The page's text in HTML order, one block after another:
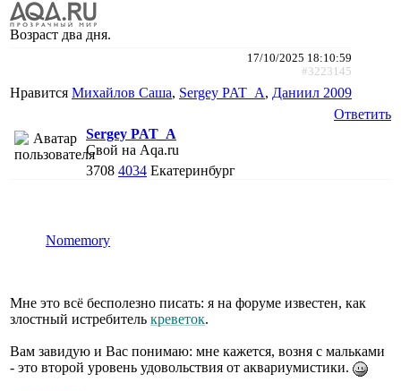
Возраст два дня.
17/10/2025 18:10:59
#3223145
Нравится Михайлов Саша, Sergey PAT_A, Даниил 2009
Ответить
Sergey PAT_A
Свой на Aqa.ru
3708 4034 Екатеринбург
Nomemory
Мне это всё бесполезно писать: я на форуме известен, как
злостный истребитель креветок.
Вам завидую и Вас понимаю: мне кажется, возня с мальками
- это второй уровень удовольствия от аквариумистики.